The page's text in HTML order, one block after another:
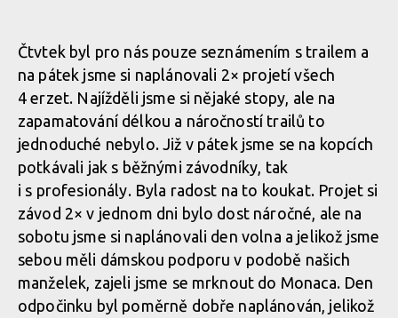
Čtvtek byl pro nás pouze seznámením s trailem a
na pátek jsme si naplánovali 2× projetí všech
4 erzet. Najížděli jsme si nějaké stopy, ale na
zapamatování délkou a náročností trailů to
jednoduché nebylo. Již v pátek jsme se na kopcích
potkávali jak s běžnými závodníky, tak
i s profesionály. Byla radost na to koukat. Projet si
závod 2× v jednom dni bylo dost náročné, ale na
sobotu jsme si naplánovali den volna a jelikož jsme
sebou měli dámskou podporu v podobě našich
manželek, zajeli jsme se mrknout do Monaca. Den
odpočinku byl poměrně dobře naplánován, jelikož